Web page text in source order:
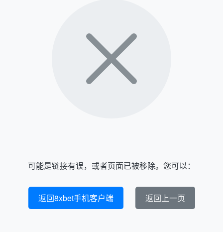
可能是链接有误，或者页面已被移除。您可以：
返回8xbet手机客户端 返回上一页